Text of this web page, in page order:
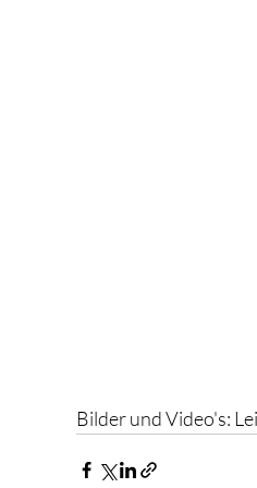
Bilder und Video's: